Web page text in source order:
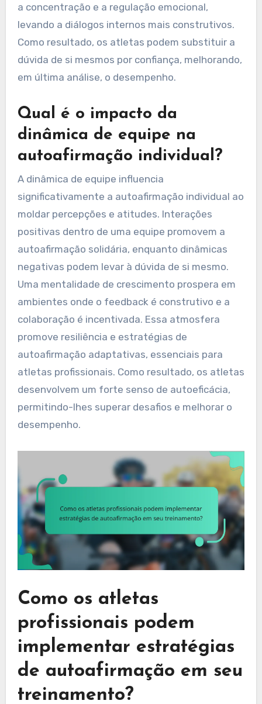
a concentração e a regulação emocional,
levando a diálogos internos mais construtivos.
Como resultado, os atletas podem substituir a
dúvida de si mesmos por confiança, melhorando,
em última análise, o desempenho.
Qual é o impacto da
dinâmica de equipe na
autoafirmação individual?
A dinâmica de equipe influencia
significativamente a autoafirmação individual ao
moldar percepções e atitudes. Interações
positivas dentro de uma equipe promovem a
autoafirmação solidária, enquanto dinâmicas
negativas podem levar à dúvida de si mesmo.
Uma mentalidade de crescimento prospera em
ambientes onde o feedback é construtivo e a
colaboração é incentivada. Essa atmosfera
promove resiliência e estratégias de
autoafirmação adaptativas, essenciais para
atletas profissionais. Como resultado, os atletas
desenvolvem um forte senso de autoeficácia,
permitindo-lhes superar desafios e melhorar o
desempenho.
Como os atletas
profissionais podem
implementar estratégias
de autoafirmação em seu
treinamento?